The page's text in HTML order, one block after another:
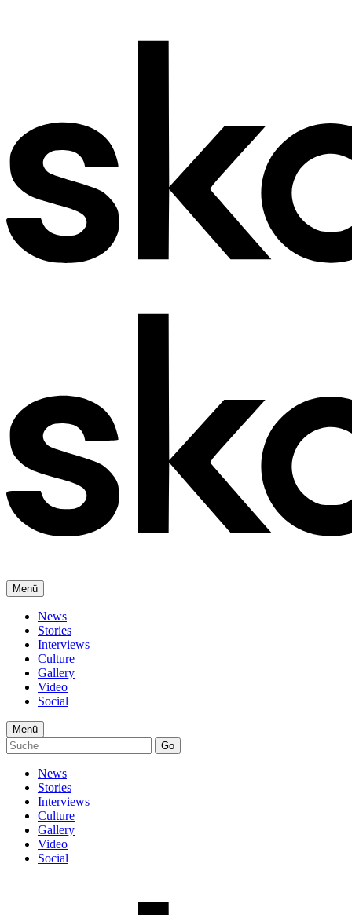
Menü
News
Stories
Interviews
Culture
Gallery
Video
Social
Menü
Go
News
Stories
Interviews
Culture
Gallery
Video
Social